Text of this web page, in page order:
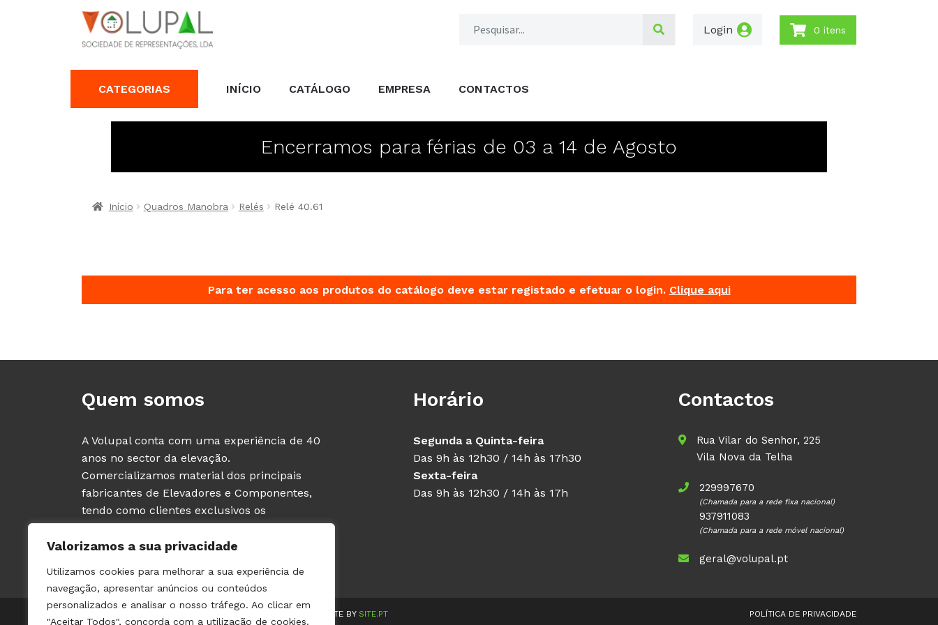
Valorizamos a sua privacidade
Utilizamos cookies para melhorar a sua experiência de
navegação, apresentar anúncios ou conteúdos
personalizados e analisar o nosso tráfego. Ao clicar em
"Aceitar Todos", concorda com a utilização de cookies.
Login 0 itens
CATEGORIAS INÍCIO CATÁLOGO EMPRESA CONTACTOS
Encerramos para férias de 03 a 14 de Agosto
Início Quadros Manobra Relés Relé 40.61
Para ter acesso aos produtos do catálogo deve estar registado e efetuar o login. Clique aqui
Quem somos
A Volupal conta com uma experiência de 40
anos no sector da elevação.
Comercializamos material dos principais
fabricantes de Elevadores e Componentes,
tendo como clientes exclusivos os
PROFISSIONAIS deste sector (fabricantes e
instaladores de ascensores).
Horário
Segunda a Quinta-feira
Das 9h às 12h30 / 14h às 17h30
Sexta-feira
Das 9h às 12h30 / 14h às 17h
Contactos
Rua Vilar do Senhor, 225
Vila Nova da Telha
229997670
(Chamada para a rede fixa nacional)
937911083
(Chamada para a rede móvel nacional)
geral@volupal.pt
© 2021 VOLUPAL | TODOS OS DIREITOS RESERVADOS | WEBSITE BY SITE.PT POLÍTICA DE PRIVACIDADE